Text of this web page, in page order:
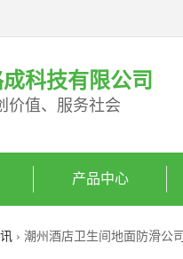
科技有限公司
价值、服务社会
产品中心
› 潮州酒店卫生间地面防滑公司